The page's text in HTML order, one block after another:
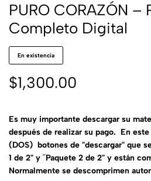
PURO CORAZÓN –
Completo Digital
En existencia
$1,300.00
Es muy importante descargar su
después de realizar su pago. En
(DOS) botones de "descargar" que
1 de 2" y ¨Paquete 2 de 2" y están
Normalmente se descomprimen